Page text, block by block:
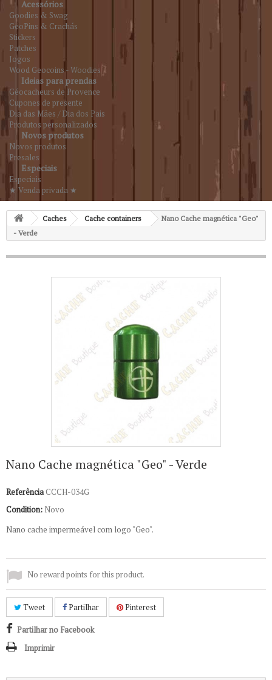
Acessórios
Goodies & Swag
GeoPins & Crachás
Stickers
Patches
Jogos
Wood Geocoins - Woodies
Ideias para prendas
Géocacheurs de Provence
Cupones de presente
Dia das Mães / Dia dos Pais
Produtos personalizados
Novos produtos
Novos produtos
Presales
Especiais
Especiais
★ Venda privada ★
Caches Cache containers
Nano Cache magnética "Geo"
- Verde
Nano Cache magnética "Geo" - Verde
ReferênciaCCCH-034G
Condition: Novo
Nano cache impermeável com logo "Geo".
No reward points for this product.
Tweet Partilhar Pinterest
Partilhar no Facebook
Imprimir